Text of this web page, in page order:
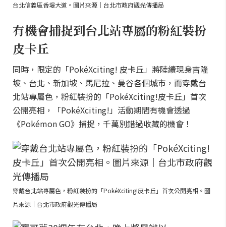
台北信義區香堤大道。圖片來源｜台北市政府觀光傳播局
有機會捕捉到台北站專屬的粉紅裝扮
皮卡丘
同時，限定的「PokéXciting! 皮卡丘」將陸續現身吉隆
坡、台北、新加坡、馬尼拉、曼谷各個城市，而穿戴台
北站專屬色，粉紅裝扮的「PokéXciting!皮卡丘」首次
公開亮相，「PokéXciting!」活動期間有機會透過
《Pokémon GO》捕捉，千萬別錯過收藏的機會！
穿戴台北站專屬色，粉紅裝扮的「PokéXciting!皮卡丘」首次公開亮相。圖
片來源｜台北市政府觀光傳播局